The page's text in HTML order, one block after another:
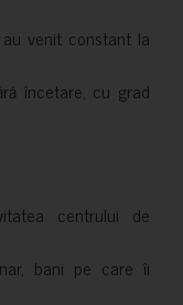
venit constant la
încetare, cu grad
centrului de
bani pe care îi